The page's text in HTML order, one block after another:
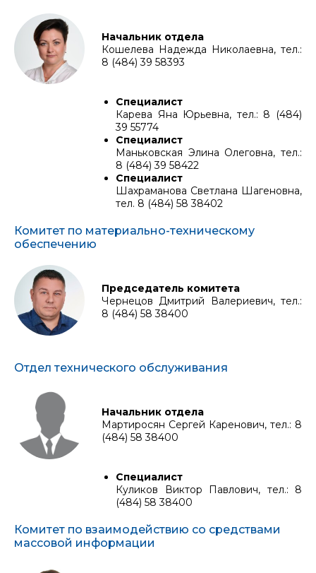
Начальник отдела
Кошелева Надежда Николаевна, тел.:
8 (484) 39 58393
Специалист
Карева Яна Юрьевна, тел.: 8 (484)
39 55774
Специалист
Маньковская Элина Олеговна, тел.:
8 (484) 39 58422
Специалист
Шахраманова Светлана Шагеновна,
тел. 8 (484) 58 38402
Комитет по материально-техническому
обеспечению
Председатель комитета
Чернецов Дмитрий Валериевич, тел.:
8 (484) 58 38400
Отдел технического обслуживания
Начальник отдела
Мартиросян Сергей Каренович, тел.: 8
(484) 58 38400
Специалист
Куликов Виктор Павлович, тел.: 8
(484) 58 38400
Комитет по взаимодействию со средствами
массовой информации